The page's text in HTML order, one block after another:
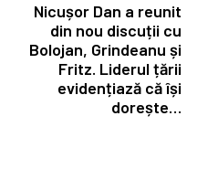
Nicușor Dan a reunit
din nou discuții cu
Bolojan, Grindeanu și
Fritz. Liderul țării
evidențiază că își
dorește…